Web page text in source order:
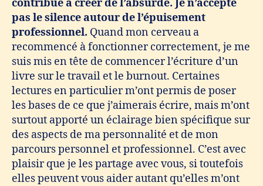
contribue à créer de l’absurde. Je n’accepte
pas le silence autour de l’épuisement
professionnel. Quand mon cerveau a
recommencé à fonctionner correctement, je me
suis mis en tête de commencer l’écriture d’un
livre sur le travail et le burnout. Certaines
lectures en particulier m’ont permis de poser
les bases de ce que j’aimerais écrire, mais m’ont
surtout apporté un éclairage bien spécifique sur
des aspects de ma personnalité et de mon
parcours personnel et professionnel. C’est avec
plaisir que je les partage avec vous, si toutefois
elles peuvent vous aider autant qu’elles m’ont